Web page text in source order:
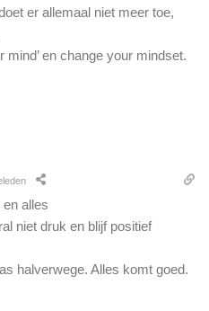
er allemaal niet meer toe,
mind’ en change your mindset.
alles
niet druk en blijf positief
halverwege. Alles komt goed.